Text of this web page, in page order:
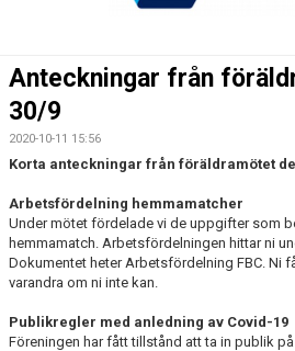
TRUPPEN
DOKUMENT
BILDGALLERI
KONTAKT
BETALNINGSINFORMATION
Anteckningar från
30/9
2020-10-11 15:56
Korta anteckningar från föräldramötet
Arbetsfördelning hemmamatcher
Under mötet fördelade vi de uppgifter som
hemmamatch. Arbetsfördelningen hittar ni
Dokumentet heter Arbetsfördelning FBC. Ni
varandra om ni inte kan.
Publikregler med anledning av Covid-19
Föreningen har fått tillstånd att ta in publik